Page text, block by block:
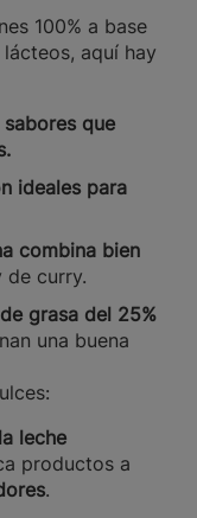
100% a base
aquí hay
que
ideales para
combina bien
de curry.
grasa del 25%
una buena
leche
productos a
.